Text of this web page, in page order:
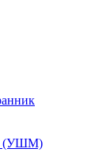
(УШМ)